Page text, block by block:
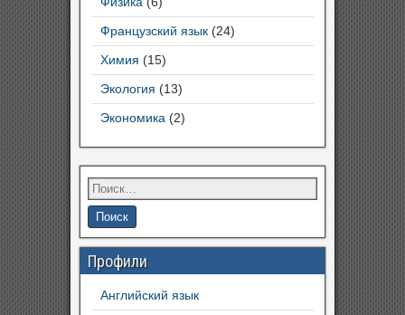
Французский язык (24)
Химия (15)
Экология (13)
Экономика (2)
Профили
Английский язык